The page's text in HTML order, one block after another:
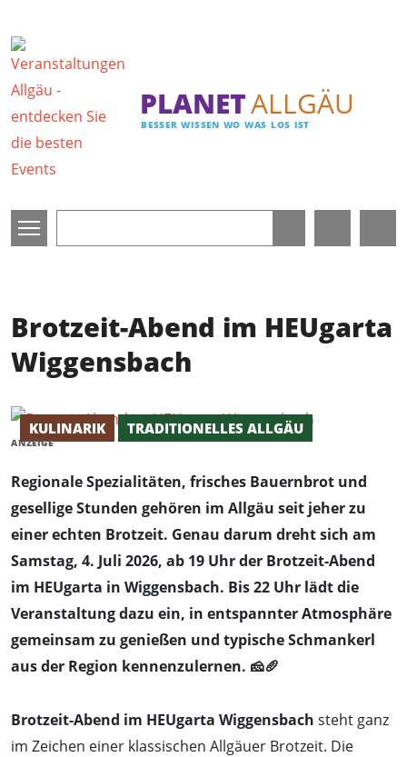
PLANETALLGÄU
BESSER WISSEN WO WAS LOS IST
Brotzeit-Abend im HEUgarta
Wiggensbach
KULINARIK TRADITIONELLES ALLGÄU
ANZEIGE
Regionale Spezialitäten, frisches Bauernbrot und
gesellige Stunden gehören im Allgäu seit jeher zu
einer echten Brotzeit. Genau darum dreht sich am
Samstag, 4. Juli 2026, ab 19 Uhr der Brotzeit-Abend
im HEUgarta in Wiggensbach. Bis 22 Uhr lädt die
Veranstaltung dazu ein, in entspannter Atmosphäre
gemeinsam zu genießen und typische Schmankerl
aus der Region kennenzulernen. 🧀🥖
Brotzeit-Abend im HEUgarta Wiggensbach steht ganz
im Zeichen einer klassischen Allgäuer Brotzeit. Die